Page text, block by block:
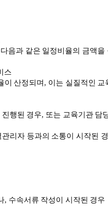
다음과 같은 일정비율의 금액을
스
이 산정되며 , 이는 실질적인 교
진행된 경우, 또는 교육기관 담
관리자 등과의 소통이 시작된
, 수속서류 작성이 시작된 경우